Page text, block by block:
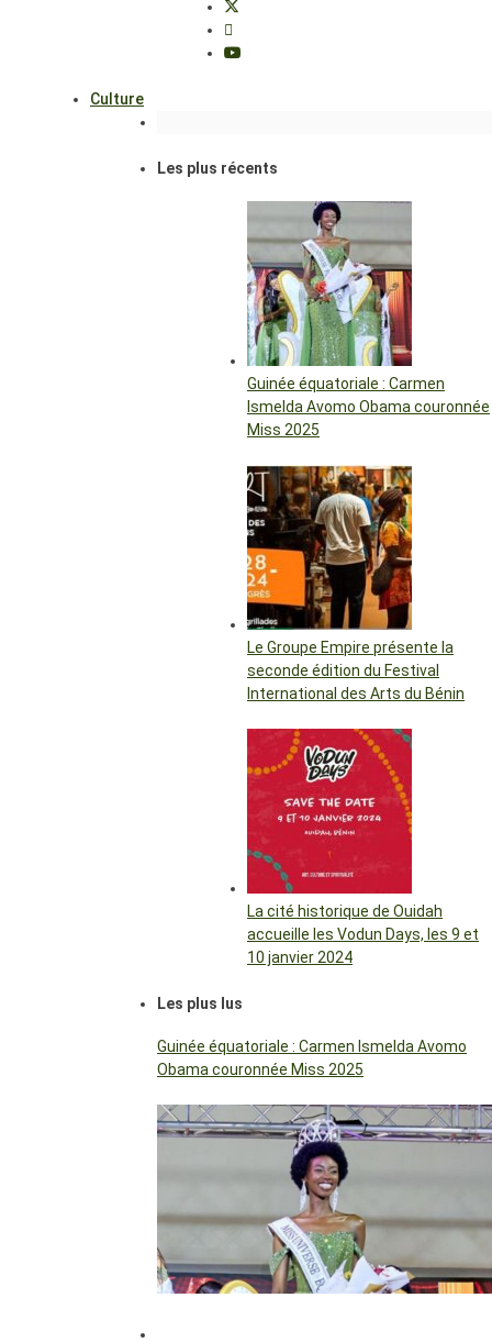
Culture
Les plus récents
Guinée équatoriale : Carmen
Ismelda Avomo Obama couronnée
Miss 2025
Le Groupe Empire présente la
seconde édition du Festival
International des Arts du Bénin
La cité historique de Ouidah
accueille les Vodun Days, les 9 et
10 janvier 2024
Les plus lus
Guinée équatoriale : Carmen Ismelda Avomo
Obama couronnée Miss 2025